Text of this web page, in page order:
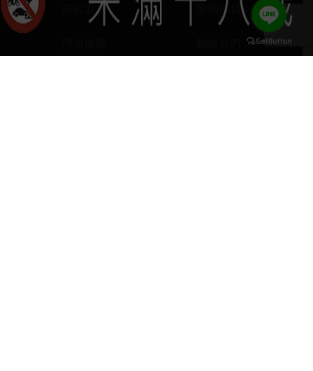
探索酒款 服務項目